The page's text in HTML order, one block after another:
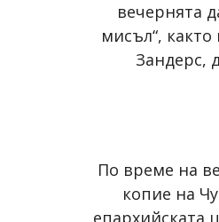
вечернята
мисъл“,
Зандерс,
По време на
копие на